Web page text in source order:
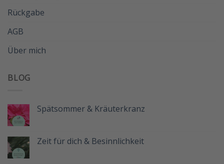
Rückgabe
AGB
Über mich
BLOG
Spätsommer & Kräuterkranz
Spätsommer
&
Zeit für dich & Besinnlichkeit